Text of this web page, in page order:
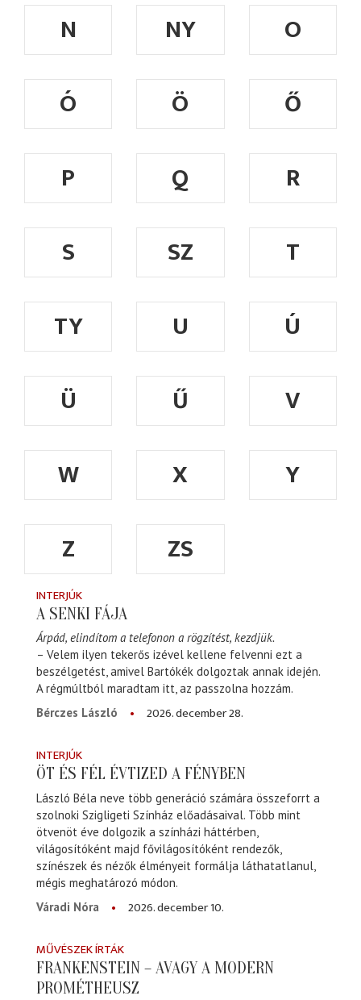
N NY
O
Ó
Ö
Ő
P
Q
R
S
SZ
T
TY
U
Ú
Ü
Ű
V
W
X
Y
Z
ZS
INTERJÚK
A SENKI FÁJA
Árpád, elindítom a telefonon a rögzítést, kezdjük.
– Velem ilyen tekerős izével kellene felvenni ezt a
beszélgetést, amivel Bartókék dolgoztak annak idején.
A régmúltból maradtam itt, az passzolna hozzám.
Bérczes László
2026. december 28.
INTERJÚK
ÖT ÉS FÉL ÉVTIZED A FÉNYBEN
László Béla neve több generáció számára összeforrt a
szolnoki Szigligeti Színház előadásaival. Több mint
ötvenöt éve dolgozik a színházi háttérben,
világosítóként majd fővilágosítóként rendezők,
színészek és nézők élményeit formálja láthatatlanul,
mégis meghatározó módon.
Váradi Nóra
2026. december 10.
MŰVÉSZEK ÍRTÁK
FRANKENSTEIN – AVAGY A MODERN
PROMÉTHEUSZ